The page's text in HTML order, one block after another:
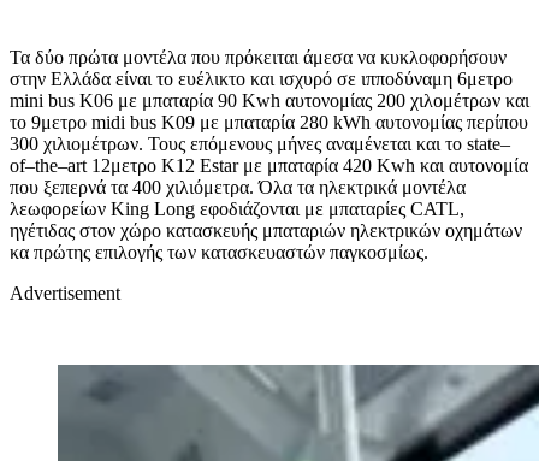
Τα δύο πρώτα μοντέλα που πρόκειται άμεσα να κυκλοφορήσουν
στην Ελλάδα είναι το ευέλικτο και ισχυρό σε ιπποδύναμη 6μετρο
mini bus K06 με μπαταρία 90 Kwh αυτονομίας 200 χιλομέτρων και
το 9μετρο midi bus Κ09 με μπαταρία 280 kWh αυτονομίας περίπου
300 χιλιομέτρων. Τους επόμενους μήνες αναμένεται και το state–
of–the–art 12μετρο Κ12 Estarμε μπαταρία 420 Kwh και αυτονομία
που ξεπερνά τα 400 χιλιόμετρα. Όλα τα ηλεκτρικά μοντέλα
λεωφορείων King Long εφοδιάζονται με μπαταρίες CATL,
ηγέτιδας στον χώρο κατασκευής μπαταριών ηλεκτρικών οχημάτων
κα πρώτης επιλογής των κατασκευαστών παγκοσμίως.
Advertisement